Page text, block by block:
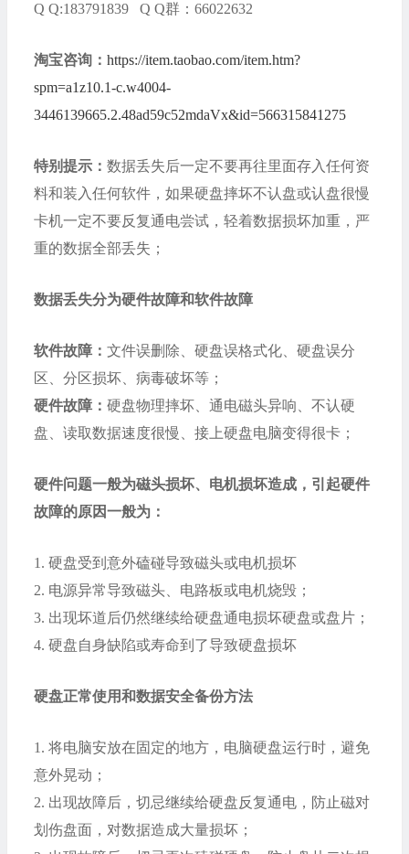
Q Q:183791839 Q Q群：66022632
淘宝咨询： https://item.taobao.com/item.htm?
spm=a1z10.1-c.w4004-
3446139665.2.48ad59c52mdaVx&id=566315841275
特别提示： 数据丢失后一定不要再往里面存入任何资
料和装入任何软件，如果硬盘摔坏不认盘或认盘很慢
卡机一定不要反复通电尝试，轻着数据损坏加重，严
重的数据全部丢失；
数据丢失分为硬件故障和软件故障
软件故障： 文件误删除、硬盘误格式化、硬盘误分
区、分区损坏、病毒破坏等；
硬件故障： 硬盘物理摔坏、通电磁头异响、不认硬
盘、读取数据速度很慢、接上硬盘电脑变得很卡；
硬件问题一般为磁头损坏、电机损坏造成，引起硬件
故障的原因一般为：
1. 硬盘受到意外磕碰导致磁头或电机损坏
2. 电源异常导致磁头、电路板或电机烧毁；
3. 出现坏道后仍然继续给硬盘通电损坏硬盘或盘片；
4. 硬盘自身缺陷或寿命到了导致硬盘损坏
硬盘正常使用和数据安全备份方法
1. 将电脑安放在固定的地方，电脑硬盘运行时，避免
意外晃动；
2. 出现故障后，切忌继续给硬盘反复通电，防止磁对
划伤盘面，对数据造成大量损坏；